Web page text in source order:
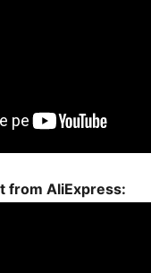
from AliExpress: